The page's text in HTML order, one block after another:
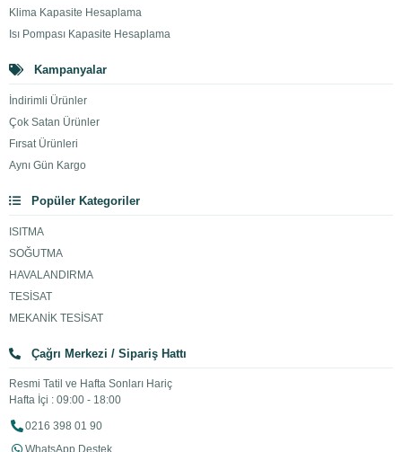
Klima Kapasite Hesaplama
Isı Pompası Kapasite Hesaplama
Kampanyalar
İndirimli Ürünler
Çok Satan Ürünler
Fırsat Ürünleri
Aynı Gün Kargo
Popüler Kategoriler
ISITMA
SOĞUTMA
HAVALANDIRMA
TESİSAT
MEKANİK TESİSAT
Çağrı Merkezi / Sipariş Hattı
Resmi Tatil ve Hafta Sonları Hariç
Hafta İçi : 09:00 - 18:00
0216 398 01 90
WhatsApp Destek